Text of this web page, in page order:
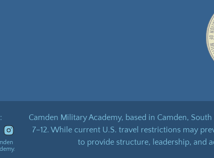
Camden Military Academy, based in Camden,
7–12. While current U.S. travel restrictions may
to provide structure, leadership, and